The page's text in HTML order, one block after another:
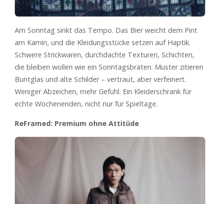
Am Sonntag sinkt das Tempo. Das Bier weicht dem Pint
am Kamin, und die Kleidungsstücke setzen auf Haptik.
Schwere Strickwaren, durchdachte Texturen, Schichten,
die bleiben wollen wie ein Sonntagsbraten. Muster zitieren
Buntglas und alte Schilder – vertraut, aber verfeinert.
Weniger Abzeichen, mehr Gefühl. Ein Kleiderschrank für
echte Wochenenden, nicht nur für Spieltage.
ReFramed: Premium ohne Attitüde